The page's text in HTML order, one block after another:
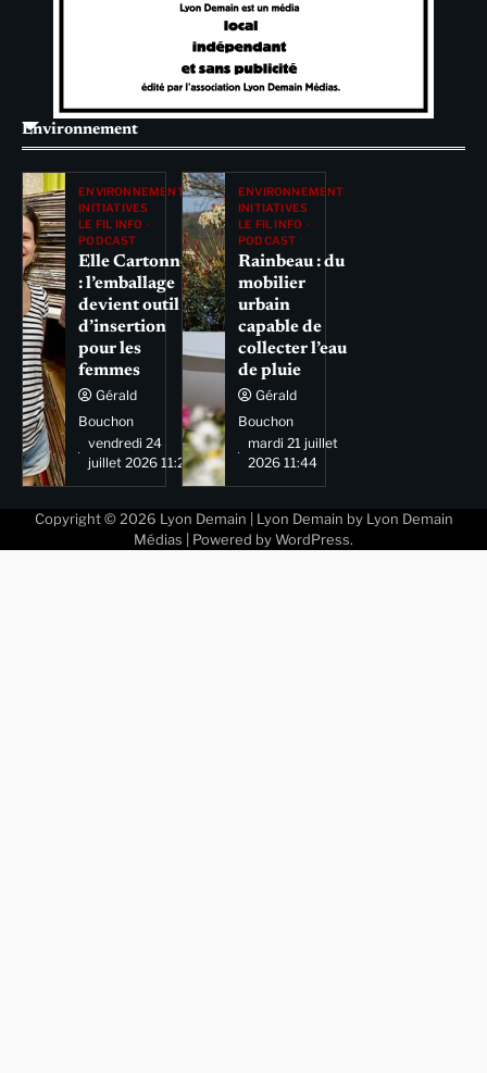
Environnement
ENVIRONNEMENT
INITIATIVES
LE FIL INFO
PODCAST
Elle Cartonne
: l’emballage
devient outil
d’insertion
pour les
femmes
Gérald
Bouchon
vendredi 24
juillet 2026 11:29
ENVIRONNEMENT
INITIATIVES
LE FIL INFO
PODCAST
Rainbeau : du
mobilier
urbain
capable de
collecter l’eau
de pluie
Gérald
Bouchon
mardi 21 juillet
2026 11:44
Copyright © 2026 Lyon Demain | Lyon Demain by Lyon Demain
Médias | Powered by WordPress.